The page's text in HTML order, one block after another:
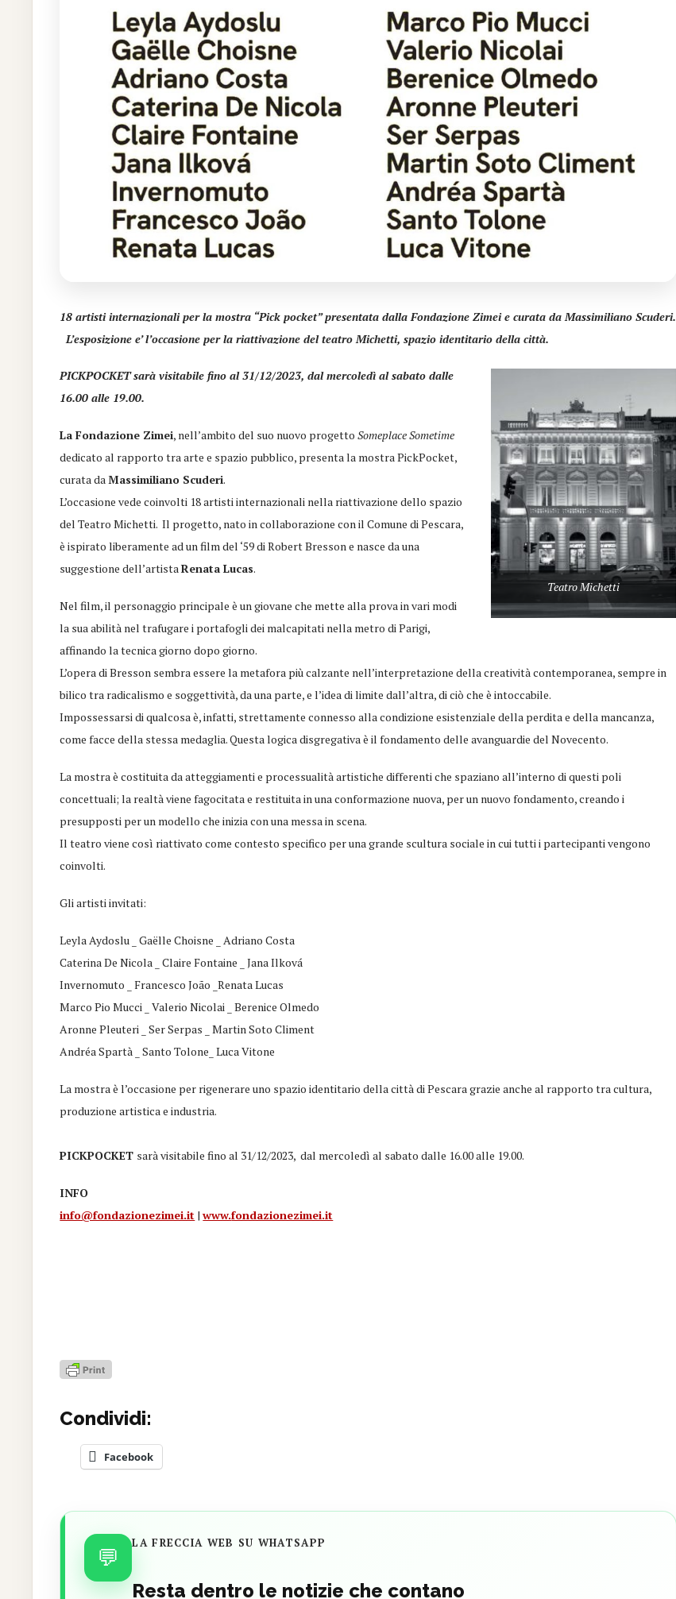
18 artisti internazionali per la mostra “Pick pocket” presentata dalla Fondazione Zimei e curata da Massimiliano Scuderi.
L’esposizione e’ l’occasione per la riattivazione del teatro Michetti, spazio identitario della città.
Teatro Michetti
PICKPOCKET sarà visitabile fino al 31/12/2023, dal mercoledì al sabato dalle
16.00 alle 19.00.
La Fondazione Zimei, nell’ambito del suo nuovo progettoSomeplace Sometime
dedicato al rapporto tra arte e spazio pubblico, presenta la mostra PickPocket,
curata daMassimiliano Scuderi.
L’occasione vede coinvolti 18 artisti internazionali nella riattivazione dello spazio
del Teatro Michetti. Il progetto, nato in collaborazione con il Comune di Pescara,
è ispirato liberamente ad un film del ‘59 di Robert Bresson e nasce da una
suggestione dell’artistaRenata Lucas.
Nel film, il personaggio principale è un giovane che mette alla prova in vari modi
la sua abilità nel trafugare i portafogli dei malcapitati nella metro di Parigi,
affinando la tecnica giorno dopo giorno.
L’opera di Bresson sembra essere la metafora più calzante nell’interpretazione della creatività contemporanea, sempre in
bilico tra radicalismo e soggettività, da una parte, e l’idea di limite dall’altra, di ciò che è intoccabile.
Impossessarsi di qualcosa è, infatti, strettamente connesso alla condizione esistenziale della perdita e della mancanza,
come facce della stessa medaglia. Questa logica disgregativa è il fondamento delle avanguardie del Novecento.
La mostra è costituita da atteggiamenti e processualità artistiche differenti che spaziano all’interno di questi poli
concettuali; la realtà viene fagocitata e restituita in una conformazione nuova, per un nuovo fondamento, creando i
presupposti per un modello che inizia con una messa in scena.
Il teatro viene così riattivato come contesto specifico per una grande scultura sociale in cui tutti i partecipanti vengono
coinvolti.
Gli artisti invitati:
Leyla Aydoslu _ Gaëlle Choisne _ Adriano Costa
Caterina De Nicola _ Claire Fontaine _ Jana Ilková
Invernomuto _ Francesco João _Renata Lucas
Marco Pio Mucci _ Valerio Nicolai _ Berenice Olmedo
Aronne Pleuteri _ Ser Serpas _ Martin Soto Climent
Andréa Spartà _ Santo Tolone_ Luca Vitone
La mostra è l’occasione per rigenerare uno spazio identitario della città di Pescara grazie anche al rapporto tra cultura,
produzione artistica e industria.
PICKPOCKET sarà visitabile fino al 31/12/2023, dal mercoledì al sabato dalle 16.00 alle 19.00.
INFO
info@fondazionezimei.it |www.fondazionezimei.it
Condividi:
Facebook
💬 LA FRECCIA WEB SU WHATSAPP
Resta dentro le notizie che contano